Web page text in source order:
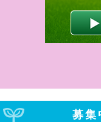
募集